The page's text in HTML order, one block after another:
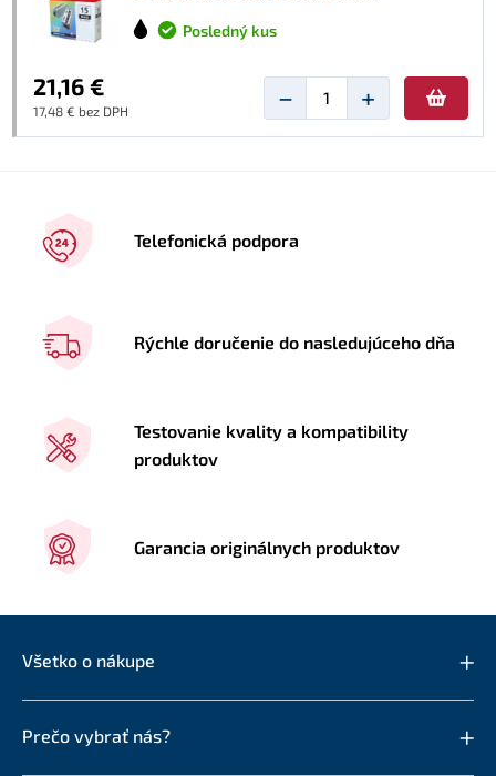
Posledný kus
21,16 €
17,48 € bez DPH − +
Telefonická podpora
Rýchle doručenie do nasledujúceho dňa
Testovanie kvality a kompatibility
produktov
Garancia originálnych produktov
Všetko o nákupe
Prečo vybrať nás?